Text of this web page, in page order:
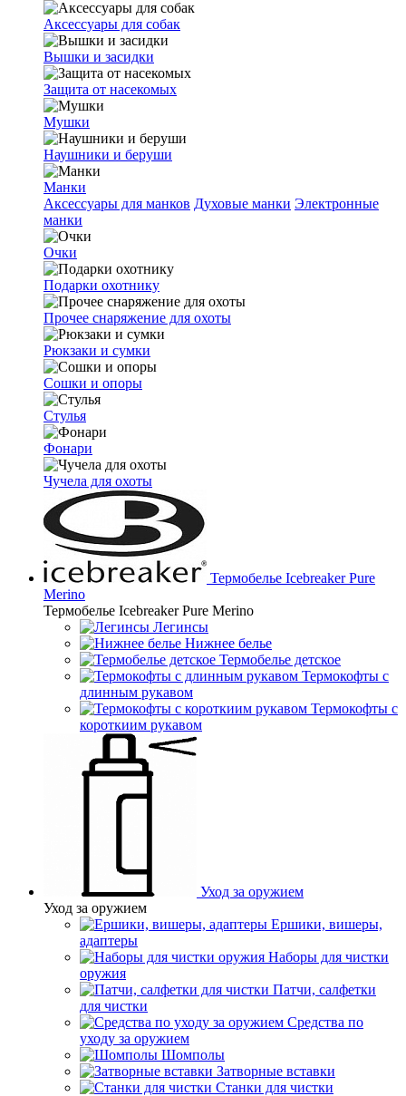
Аксессуары для собак
Вышки и засидки
Защита от насекомых
Мушки
Наушники и беруши
Манки
Аксессуары для манков Духовые манки Электронные
манки
Очки
Подарки охотнику
Прочее снаряжение для охоты
Рюкзаки и сумки
Сошки и опоры
Стулья
Фонари
Чучела для охоты
Термобелье Icebreaker Pure
Merino
Термобелье Icebreaker Pure Merino
Легинсы
Нижнее белье
Термобелье детское
Термокофты с
длинным рукавом
Термокофты с
короткиим рукавом
Уход за оружием
Уход за оружием
Ершики, вишеры,
адаптеры
Наборы для чистки
оружия
Патчи, салфетки
для чистки
Средства по
уходу за оружием
Шомполы
Затворные вставки
Станки для чистки